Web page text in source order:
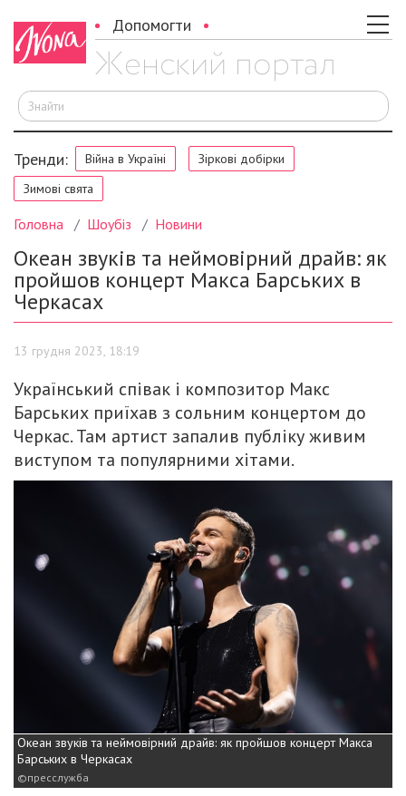
Допомогти
Тренди: Війна в Україні
Зіркові добірки
Зимові свята
Головна Шоубіз Новини
Океан звуків та неймовірний драйв: як
пройшов концерт Макса Барських в
Черкасах
13 грудня 2023, 18:19
Український співак і композитор Макс
Барських приїхав з сольним концертом до
Черкас. Там артист запалив публіку живим
виступом та популярними хітами.
Океан звуків та неймовірний драйв: як пройшов концерт Макса
Барських в Черкасах
пресслужба